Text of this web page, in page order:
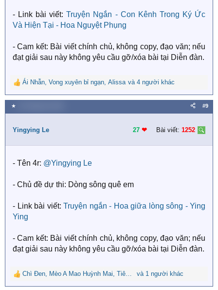
- Link bài viết:Truyện Ngắn - Con Kênh Trong Ký Ức
Và Hiện Tại - Hoa Nguyệt Phụng
- Cam kết: Bài viết chính chủ, không copy, đạo văn; nếu
đạt giải sau này không yêu cầu gỡ/xóa bài tại Diễn đàn.
R
e
a
c
i
n
:
Ái Nhẫn, Vong xuyên bỉ ngạn, Alissa và 4 người khác
★ #9
Yingying Le 27 ❤︎ Bài viết: 1252
- Tên 4r: @Yingying Le
- Chủ đề dự thi: Dòng sông quê em
- Link bài viết: Truyện ngắn - Hoa giữa lòng sông - Ying
Ying
- Cam kết: Bài viết chính chủ, không copy, đạo văn; nếu
đạt giải sau này không yêu cầu gỡ/xóa bài tại Diễn đàn.
R
e
Chì Đen, Mèo A Mao Huỳnh Mai, Tiên Phan và 1 người khác